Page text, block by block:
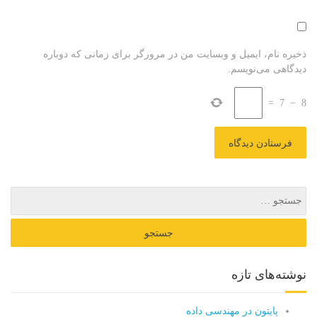
ذخیره نام، ایمیل و وبسایت من در مرورگر برای زمانی که دوباره
دیدگاهی می‌نویسم.
8
−
7
=
نوشته‌های تازه
پایتون در مهندسی داده